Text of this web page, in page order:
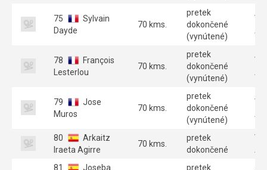
75
Sylvain
Dayde
70 kms.
pretek
dokončené
(vynútené)
A
78
François
Lesterlou
70 kms.
pretek
dokončené
(vynútené)
A
79
Jose
Muros
70 kms.
pretek
dokončené
(vynútené)
A
80
Arkaitz
Iraeta Agirre
70 kms.
pretek
dokončené
A
81
Joseba
pretek